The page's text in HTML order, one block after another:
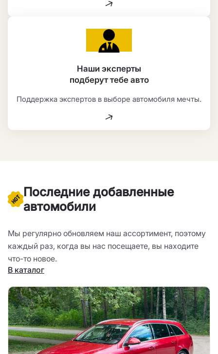
Наши эксперты
подберут тебе авто
Поддержка экспертов в выборе автомобиля мечты.
Последние добавленные
автомобили
Мы регулярно обновляем наш ассортимент, поэтому
каждый раз, когда вы нас посещаете, вы находите
что-то новое.
В каталог